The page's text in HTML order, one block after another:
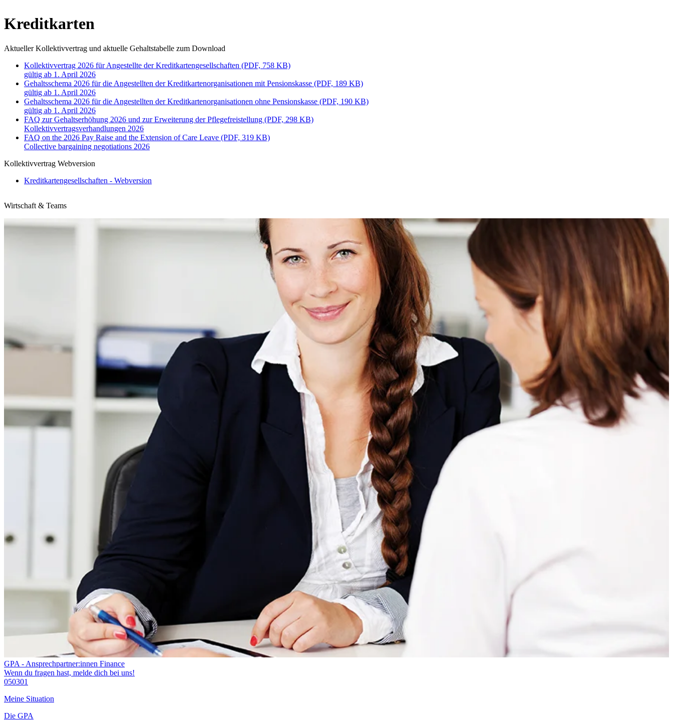
Kreditkarten
Aktueller Kollektivvertrag und aktuelle Gehaltstabelle zum Download
Kollektivvertrag 2026 für Angestellte der Kreditkartengesellschaften (PDF, 758 KB)
gültig ab 1. April 2026
Gehaltsschema 2026 für die Angestellten der Kreditkartenorganisationen mit Pensionskasse (PDF, 189 KB)
gültig ab 1. April 2026
Gehaltsschema 2026 für die Angestellten der Kreditkartenorganisationen ohne Pensionskasse (PDF, 190 KB)
gültig ab 1. April 2026
FAQ zur Gehaltserhöhung 2026 und zur Erweiterung der Pflegefreistellung (PDF, 298 KB)
Kollektivvertragsverhandlungen 2026
FAQ on the 2026 Pay Raise and the Extension of Care Leave (PDF, 319 KB)
Collective bargaining negotiations 2026
Kollektivvertrag Webversion
Kreditkartengesellschaften - Webversion
Wirtschaft & Teams
GPA - Ansprechpartner:innen Finance
Wenn du fragen hast, melde dich bei uns!
050301
Meine Situation
Die GPA